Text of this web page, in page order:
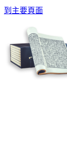
到主要頁面